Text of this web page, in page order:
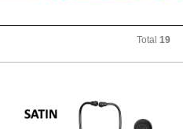
Total 19